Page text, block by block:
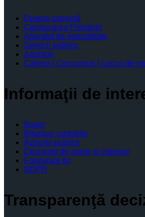
Despre comună
Conducerea Primăriei
Aparatul de specialitate
Servicii publice
Anunturi
Cariera | Concursuri | Locuri de
Informaţii de
Buget
Bilanţuri contabile
Achiziţii publice
Declaratii de avere si interese
Formulare tip
GDPR
Transparenţă